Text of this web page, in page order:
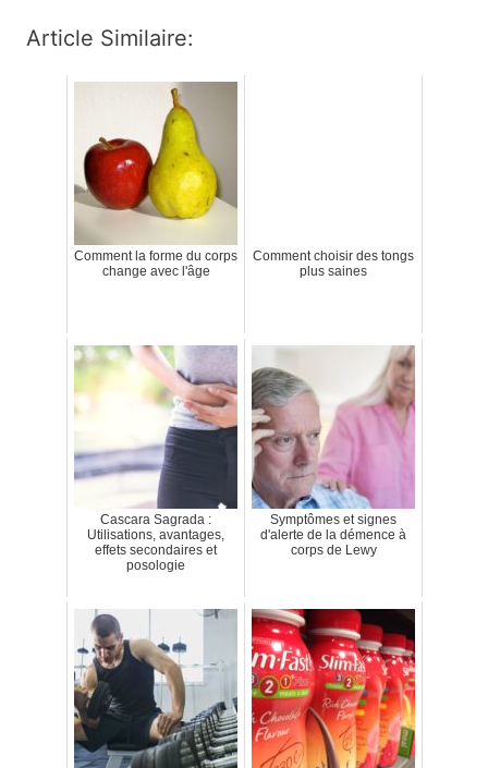
Article Similaire:
Comment la forme du corps
change avec l'âge
Comment choisir des tongs
plus saines
Cascara Sagrada :
Utilisations, avantages,
effets secondaires et
posologie
Symptômes et signes
d'alerte de la démence à
corps de Lewy